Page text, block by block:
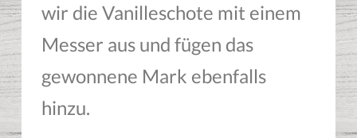
wir die Vanilleschote mit einem
Messer aus und fügen das
gewonnene Mark ebenfalls
hinzu.